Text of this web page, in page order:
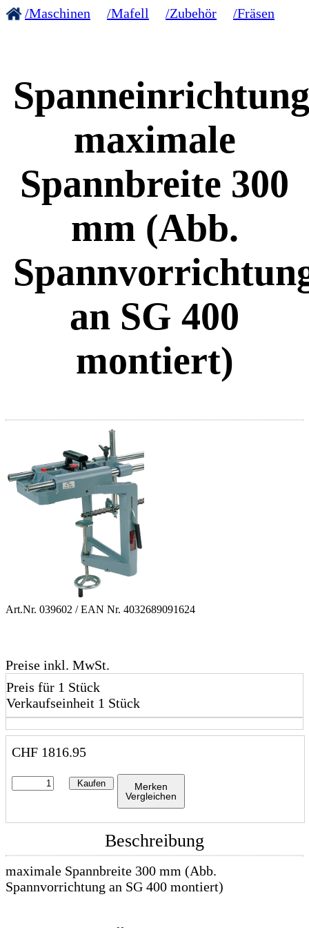
/Maschinen /Mafell /Zubehör /Fräsen
maximale
Spannbreite 300
mm (Abb.
an SG 400
montiert)
Art.Nr. 039602 / EAN Nr. 4032689091624
Preise inkl. MwSt.
Preis für 1 Stück
Verkaufseinheit 1 Stück
CHF 1816.95
Kaufen
Merken
Vergleichen
Beschreibung
maximale Spannbreite 300 mm (Abb.
Spannvorrichtung an SG 400 montiert)